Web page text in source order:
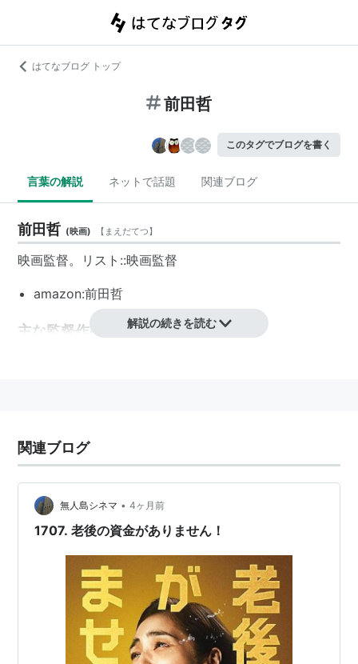
はてなブログ トップ
前田哲
このタグでブログを書く
言葉の解説 ネットで話題 関連ブログ
前田哲 (映画) 【 まえだてつ】
映画監督。リスト::映画監督
amazon:前田哲
主な監督作品
ガキンチョ★ＲＯＣＫ(2004)
パローレ(2004)
関連語
Lead キングコング ロザン くりぃむしちゅー
解説の続きを読む
関連ブログ
無人島シネマ • 4ヶ月前
1707. 老後の資金がありません！